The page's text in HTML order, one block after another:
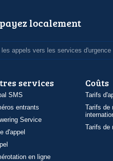
localement
appels vers les services d'urgence
services
SMS
entrants
Service
d'appel
en ligne
Coûts
Tarifs
Tarifs de
Tarifs de